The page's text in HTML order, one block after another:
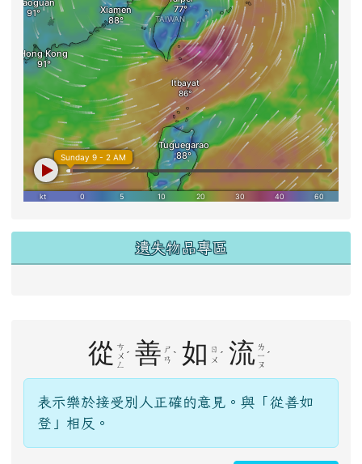
遺失物品專區
從 ㄘ
ㄨ
ㄥ
ˊ 善 ㄕ
ㄢ ˋ 如 ㄖ
ㄨ ˊ 流 ㄌ
ㄧ
ㄡ
ˊ
表示樂於接受別人正確的意見。與「從善如
登」相反。